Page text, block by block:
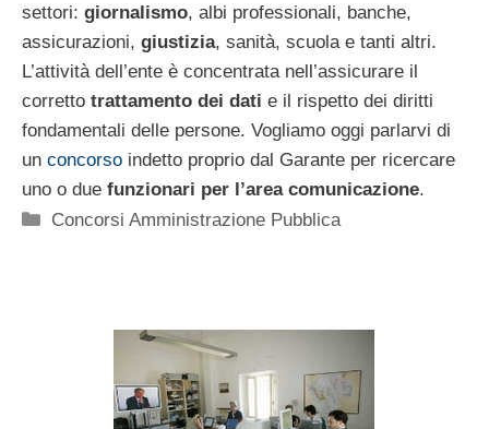
settori: giornalismo, albi professionali, banche,
assicurazioni, giustizia, sanità, scuola e tanti altri.
L’attività dell’ente è concentrata nell’assicurare il
corretto trattamento dei dati e il rispetto dei diritti
fondamentali delle persone. Vogliamo oggi parlarvi di
un concorso indetto proprio dal Garante per ricercare
uno o due funzionari per l’area comunicazione.
Categorie
Concorsi Amministrazione Pubblica